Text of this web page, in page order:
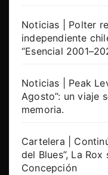
Noticias | Polter
independiente
“Esencial
Noticias | Peak
Agosto”: un viaje
memoria.
Cartelera |
del Blues”, La
Concepción